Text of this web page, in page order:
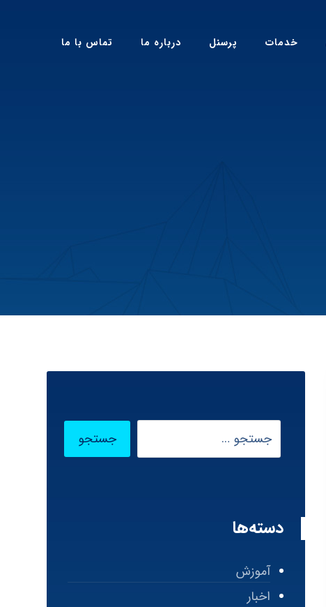
خدمات پرسنل درباره ما تماس با ما
دسته‌ها
آموزش
اخبار